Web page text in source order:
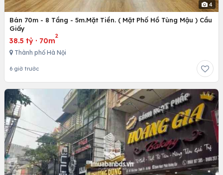
4
Bán 70m - 8 Tầng - 5m.Mặt Tiền. ( Mặt Phố Hồ Tùng Mậu ) Cầu
Giấy
38.5 tỷ · 70m
2
Thành phố Hà Nội
6 giờ trước